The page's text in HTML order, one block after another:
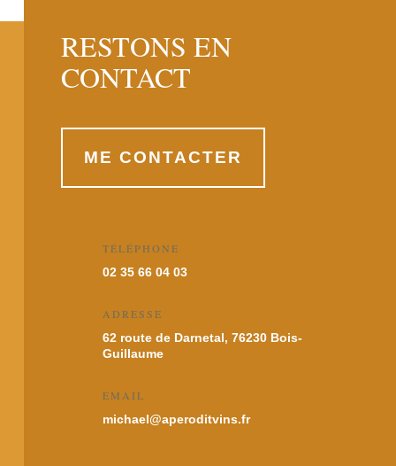
RESTONS EN
CONTACT
ME CONTACTER
TÉLÉPHONE
02 35 66 04 03
ADRESSE
62 route de Darnetal, 76230 Bois-
Guillaume
EMAIL
michael@aperoditvins.fr